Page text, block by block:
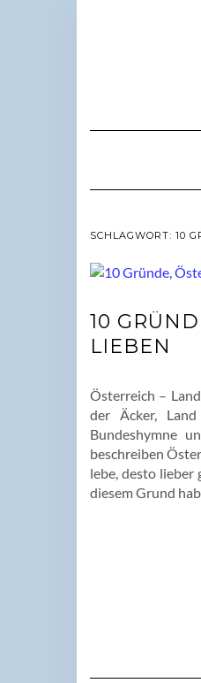
SCHLAGWORT: 10
10
LIEBEN
Österreich –
der Äcker,
Bundeshymne
beschreiben
lebe, desto lieber
diesem Grund